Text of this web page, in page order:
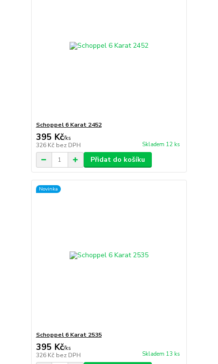
Schoppel 6 Karat 2452
395 Kč/ks
326 Kč bez DPH Skladem 12 ks
Přidat do košíku
Novinka
Schoppel 6 Karat 2535
395 Kč/ks
326 Kč bez DPH Skladem 13 ks